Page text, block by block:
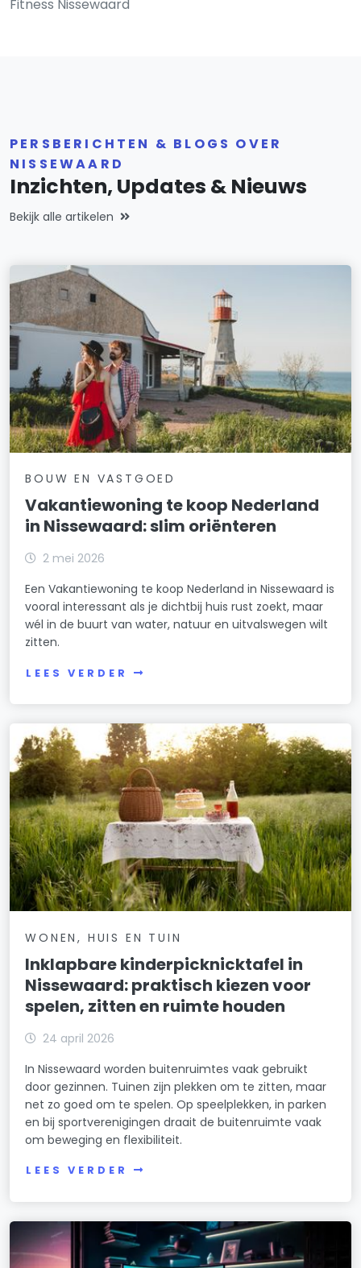
Fitness Nissewaard
PERSBERICHTEN & BLOGS OVER
NISSEWAARD
Inzichten, Updates & Nieuws
Bekijk alle artikelen
BOUW EN VASTGOED
Vakantiewoning te koop Nederland
in Nissewaard: slim oriënteren
2 mei 2026
Een Vakantiewoning te koop Nederland in Nissewaard is
vooral interessant als je dichtbij huis rust zoekt, maar
wél in de buurt van water, natuur en uitvalswegen wilt
zitten.
LEES VERDER
WONEN, HUIS EN TUIN
Inklapbare kinderpicknicktafel in
Nissewaard: praktisch kiezen voor
spelen, zitten en ruimte houden
24 april 2026
In Nissewaard worden buitenruimtes vaak gebruikt
door gezinnen. Tuinen zijn plekken om te zitten, maar
net zo goed om te spelen. Op speelplekken, in parken
en bij sportverenigingen draait de buitenruimte vaak
om beweging en flexibiliteit.
LEES VERDER